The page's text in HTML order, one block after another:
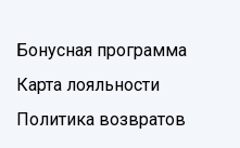
Бонусная программа
Карта лояльности
Политика возвратов